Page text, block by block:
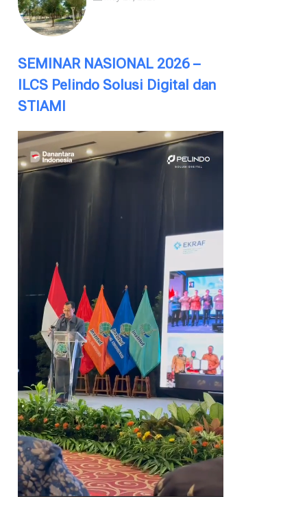
SEMINAR NASIONAL 2026 –
ILCS Pelindo Solusi Digital dan
STIAMI